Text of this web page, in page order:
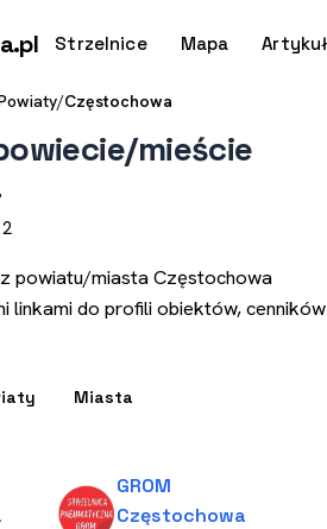
.pl Strzelnice Mapa
/Częstochowa
mieście
powiatu/miasta Częstochowa
linkami do profili obiektów, cenników
Miasta
GROM
Częstochowa